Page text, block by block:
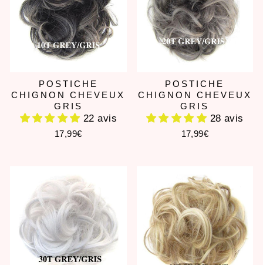
POSTICHE
CHIGNON CHEVEUX
GRIS
22 avis
17,99€
POSTICHE
CHIGNON CHEVEUX
GRIS
28 avis
17,99€